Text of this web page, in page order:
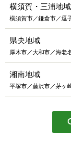
横須賀・三浦地域
横須賀市／鎌倉市／逗
県央地域
厚木市／大和市／海老
湘南地域
平塚市／藤沢市／茅ヶ